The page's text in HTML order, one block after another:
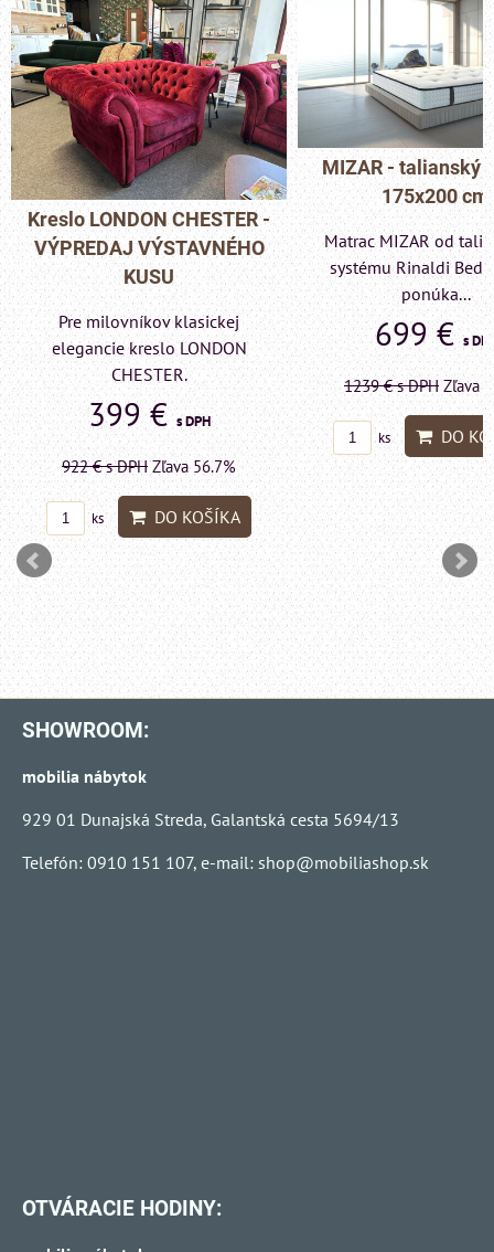
MIZAR - talianský matrac
175x200 cm
Matrac MIZAR od talianskeho
systému Rinaldi Bed System
ponúka...
699 €s DPH
1239 €s DPH Zľava 43.6%
ks DO KOŠÍKA
Pohovka LONDON
- VÝPREDAJ
KUSU
Pre milovníkov
elegancie kreslo a
LONDON
599 €s
1415 €s DPH Zľava
ks DO
SHOWROOM:
mobilia nábytok
929 01 Dunajská Streda, Galantská cesta 5694/13
Telefón: 0910 151 107, e-mail: shop@mobiliashop.sk
OTVÁRACIE HODINY: